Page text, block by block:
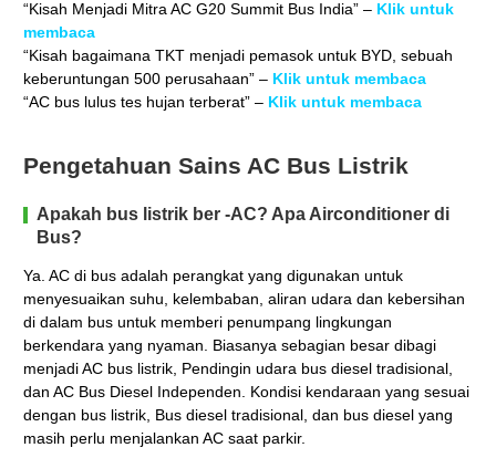
“Kisah Menjadi Mitra AC G20 Summit Bus India” – Klik untuk
membaca
“Kisah bagaimana TKT menjadi pemasok untuk BYD, sebuah
keberuntungan 500 perusahaan” – Klik untuk membaca
“AC bus lulus tes hujan terberat” – Klik untuk membaca
Pengetahuan Sains AC Bus Listrik
Apakah bus listrik ber -AC? Apa Airconditioner di
Bus?
Ya. AC di bus adalah perangkat yang digunakan untuk
menyesuaikan suhu, kelembaban, aliran udara dan kebersihan
di dalam bus untuk memberi penumpang lingkungan
berkendara yang nyaman. Biasanya sebagian besar dibagi
menjadi AC bus listrik, Pendingin udara bus diesel tradisional,
dan AC Bus Diesel Independen. Kondisi kendaraan yang sesuai
dengan bus listrik, Bus diesel tradisional, dan bus diesel yang
masih perlu menjalankan AC saat parkir.